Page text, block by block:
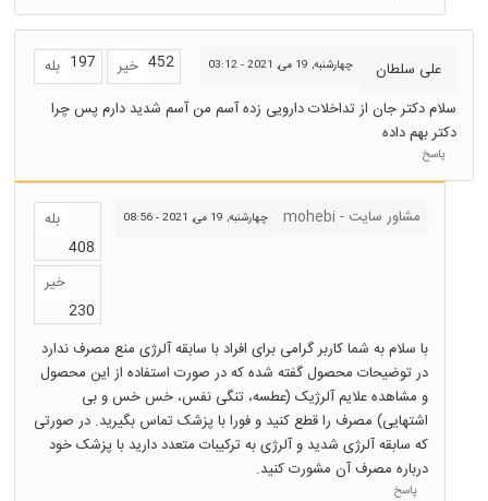
علی سلطان چهارشنبه, 19 می, 2021 - 03:12 بله 197 خیر 452
سلام دکتر جان از تداخلات دارویی زده آسم من آسم ‌شدید دارم پس چرا
دکتر بهم داده
پاسخ
مشاور سایت - mohebi چهارشنبه, 19 می, 2021 - 08:56
بله
408
خیر
230
با سلام به شما کاربر گرامی برای افراد با سابقه آلرژی منع مصرف ندارد
در توضیحات محصول گفته شده که در صورت استفاده از این محصول
و مشاهده علایم آلرژیک (عطسه، تنگی نفس، خس خس و بی
اشتهایی) مصرف را قطع کنید و فورا با پزشک تماس بگیرید. در صورتی
که سابقه آلرژی شدید و آلرژی به ترکیبات متعدد دارید با پزشک خود
درباره مصرف آن مشورت کنید.
پاسخ